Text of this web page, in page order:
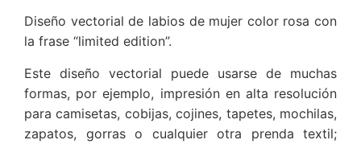
Diseño vectorial de labios de mujer color rosa con
la frase “limited edition”.
Este diseño vectorial puede usarse de muchas
formas, por ejemplo, impresión en alta resolución
para camisetas, cobijas, cojines, tapetes, mochilas,
zapatos, gorras o cualquier otra prenda textil;